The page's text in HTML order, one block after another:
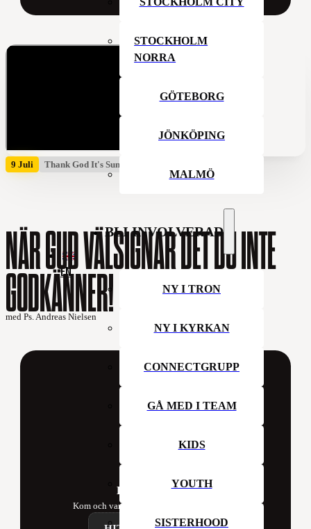
STOCKHOLM
NORRA
GÖTEBORG
JÖNKÖPING
MALMÖ
BLI INVOLVERAD
NY I TRON
NY I KYRKAN
CONNECTGRUPP
GÅ MED I TEAM
KIDS
YOUTH
SISTERHOOD
EN
9 Juli Thank God It's Summer
NÄR GUD VÄLSIGNAR DET DU INTE
GODKÄNNER!
med Ps. Andreas Nielsen
Hillsong Sweden
Kom och var med oss i kyrkan denna vecka!